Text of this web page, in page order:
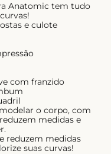
Anatomic tem tudo
e culote
com franzido
o corpo, com
medidas e
reduzem medidas
suas curvas!